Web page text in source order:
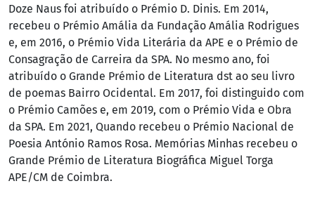
Doze Naus foi atribuído o Prémio D. Dinis. Em 2014,
recebeu o Prémio Amália da Fundação Amália Rodrigues
e, em 2016, o Prémio Vida Literária da APE e o Prémio de
Consagração de Carreira da SPA. No mesmo ano, foi
atribuído o Grande Prémio de Literatura dst ao seu livro
de poemas Bairro Ocidental. Em 2017, foi distinguido com
o Prémio Camões e, em 2019, com o Prémio Vida e Obra
da SPA. Em 2021, Quando recebeu o Prémio Nacional de
Poesia António Ramos Rosa. Memórias Minhas recebeu o
Grande Prémio de Literatura Biográfica Miguel Torga
APE/CM de Coimbra.